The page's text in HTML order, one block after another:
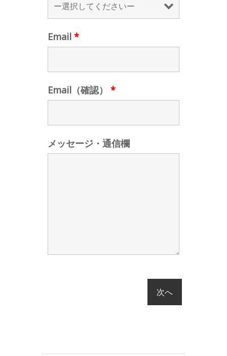
Email *
Email（確認） *
メッセージ・通信欄